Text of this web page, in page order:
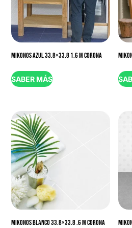
MIKONOS AZUL 33.8×33.8 1.6 M CORONA
SABER MÁS
MIKONOS BLANCO 33.8×33.8 .6 M CORONA